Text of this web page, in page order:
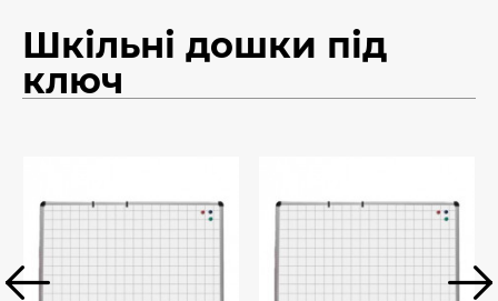
Шкільні дошки під
ключ